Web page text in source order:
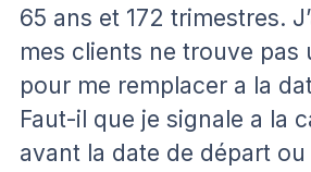
65 ans et 172 trimestres.
mes clients ne trouve pas
pour me remplacer a la
Faut-il que je signale a la
avant la date de départ ou